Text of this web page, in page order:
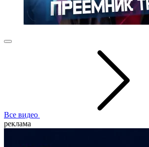
Все видео
реклама